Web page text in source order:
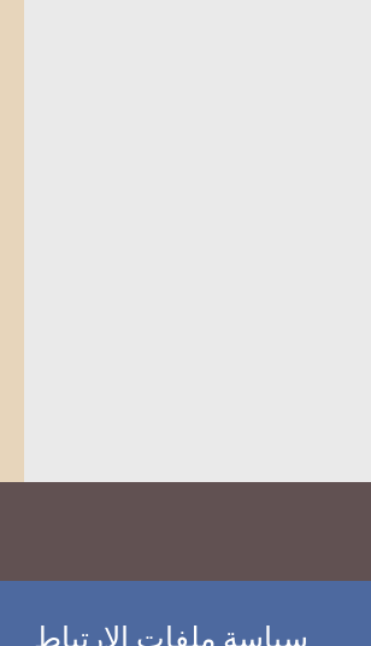
سياسة ملفات الارتباط